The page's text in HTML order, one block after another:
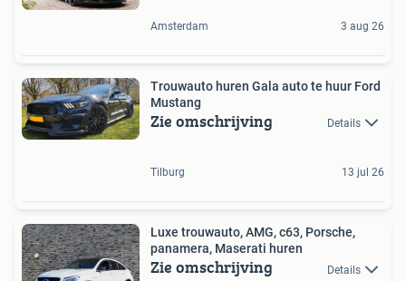
Amsterdam 3 aug 26
Trouwauto huren Gala auto te huur Ford
Mustang
Zie omschrijving Details
Tilburg 13 jul 26
Luxe trouwauto, AMG, c63, Porsche,
panamera, Maserati huren
Zie omschrijving Details